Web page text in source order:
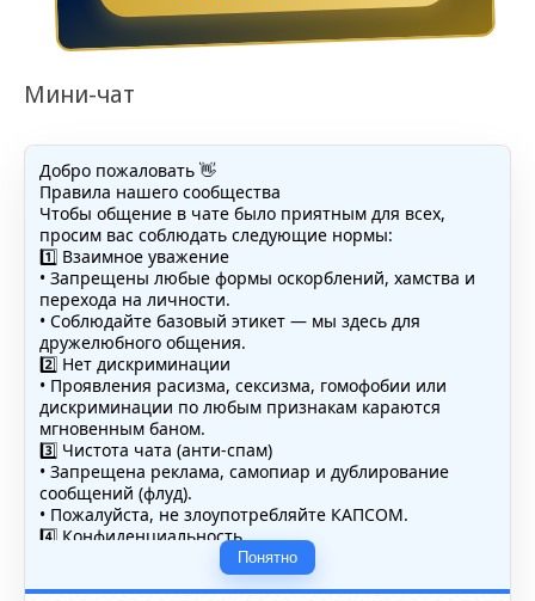
Мини-чат
Добро пожаловать 👋
Правила нашего сообщества
Чтобы общение в чате было приятным для всех,
просим вас соблюдать следующие нормы:
1️⃣ Взаимное уважение
• Запрещены любые формы оскорблений, хамства и
перехода на личности.
• Соблюдайте базовый этикет — мы здесь для
дружелюбного общения.
2️⃣ Нет дискриминации
• Проявления расизма, сексизма, гомофобии или
дискриминации по любым признакам караются
мгновенным баном.
3️⃣ Чистота чата (анти-спам)
• Запрещена реклама, самопиар и дублирование
сообщений (флуд).
• Пожалуйста, не злоупотребляйте КАПСОМ.
4️⃣ Конфиденциальность
• Не публикуйте личные данные — свои или чужие
(телефоны, адреса, документы).
Понятно